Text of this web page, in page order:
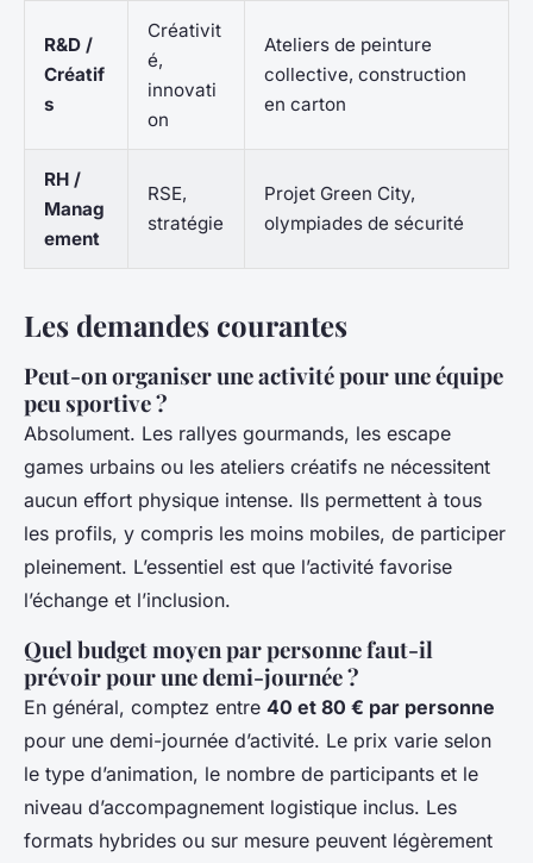
R&D /
Créatif
s
Créativit
é,
innovati
on
Ateliers de peinture
collective, construction
en carton
RH /
Manag
ement
RSE,
stratégie
Projet Green City,
olympiades de sécurité
Les demandes courantes
Peut-on organiser une activité pour une équipe
peu sportive ?
Absolument. Les rallyes gourmands, les escape
games urbains ou les ateliers créatifs ne nécessitent
aucun effort physique intense. Ils permettent à tous
les profils, y compris les moins mobiles, de participer
pleinement. L’essentiel est que l’activité favorise
l’échange et l’inclusion.
Quel budget moyen par personne faut-il
prévoir pour une demi-journée ?
En général, comptez entre 40 et 80 € par personne
pour une demi-journée d’activité. Le prix varie selon
le type d’animation, le nombre de participants et le
niveau d’accompagnement logistique inclus. Les
formats hybrides ou sur mesure peuvent légèrement